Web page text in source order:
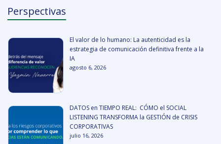
Perspectivas
El valor de lo humano: La autenticidad es la
estrategia de comunicación definitiva frente a la
IA
agosto 6, 2026
DATOS en TIEMPO REAL: CÓMO el SOCIAL
LISTENING TRANSFORMA la GESTIÓN de CRISIS
CORPORATIVAS
julio 16, 2026